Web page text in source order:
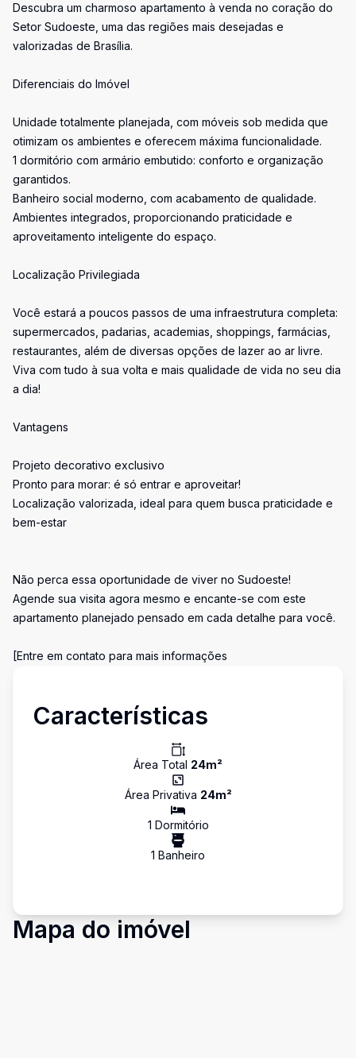
Descubra um charmoso apartamento à venda no coração do
Setor Sudoeste, uma das regiões mais desejadas e
valorizadas de Brasília.
Diferenciais do Imóvel
Unidade totalmente planejada, com móveis sob medida que
otimizam os ambientes e oferecem máxima funcionalidade.
1 dormitório com armário embutido: conforto e organização
garantidos.
Banheiro social moderno, com acabamento de qualidade.
Ambientes integrados, proporcionando praticidade e
aproveitamento inteligente do espaço.
Localização Privilegiada
Você estará a poucos passos de uma infraestrutura completa:
supermercados, padarias, academias, shoppings, farmácias,
restaurantes, além de diversas opções de lazer ao ar livre.
Viva com tudo à sua volta e mais qualidade de vida no seu dia
a dia!
Vantagens
Projeto decorativo exclusivo
Pronto para morar: é só entrar e aproveitar!
Localização valorizada, ideal para quem busca praticidade e
bem-estar
Não perca essa oportunidade de viver no Sudoeste!
Agende sua visita agora mesmo e encante-se com este
apartamento planejado pensado em cada detalhe para você.
[Entre em contato para mais informações
Características
Área Total 24m²
Área Privativa 24m²
1 Dormitório
1 Banheiro
Mapa do imóvel